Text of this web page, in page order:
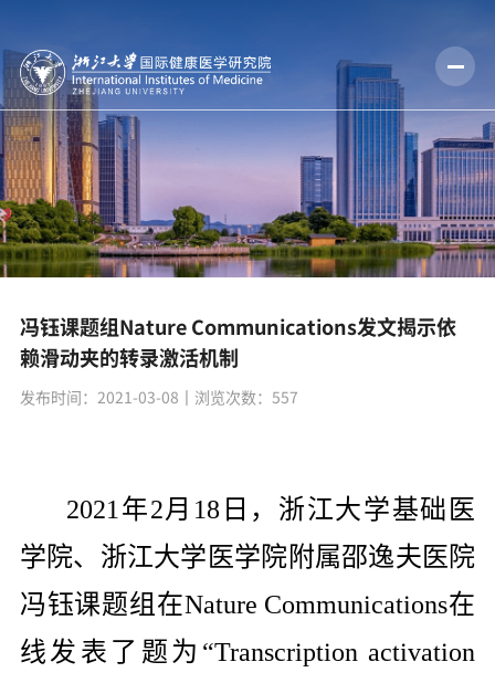
冯钰课题组Nature Communications发文揭示依
赖滑动夹的转录激活机制
发布时间：2021-03-08 丨浏览次数： 557
2021 年2月 18 日，浙江大学基础医
学院、浙江大学医学院附属邵逸夫医院
冯钰课题组在Nature Communications在
线发表了题为“Transcription activation